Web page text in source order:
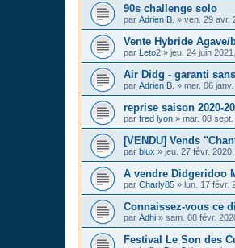
90s challenge solo
par Adrien B. » ven. 29 avr.
Vente Hybride
par Leto2 » jeu. 24 juin
Air Didg - garanti
par Adrien B. » mer. 06
reprise saison 2020-
par fred lyon » mar. 08
[VENDU] Vends
par blux » jeu. 27 févr.
A vendre Didgeridoo
par Charly85 » lun. 17 févr.
Connaissez-vous ce
par Adhi » sam. 08 févr.
Festival Le Son des